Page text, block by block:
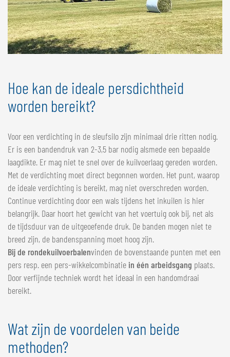
Hoe kan de ideale persdichtheid
worden bereikt?
Voor een verdichting in de sleufsilo zijn minimaal drie ritten nodig.
Er is een bandendruk van 2-3,5 bar nodig alsmede een bepaalde
laagdikte. Er mag niet te snel over de kuilvoerlaag gereden worden.
Met de verdichting moet direct begonnen worden. Het punt, waarop
de ideale verdichting is bereikt, mag niet overschreden worden.
Continue verdichting door een wals tijdens het inkuilen is hier
belangrijk. Daar hoort het gewicht van het voertuig ook bij, net als
de tijdsduur van de uitgeoefende druk. De banden mogen niet te
breed zijn, de bandenspanning moet hoog zijn.
Bij de rondekuilvoerbalenvinden de bovenstaande punten met een
pers resp. een pers-wikkelcombinatie in één arbeidsgang plaats.
Door verfijnde techniek wordt het ideaal in een handomdraai
bereikt.
Wat zijn de voordelen van beide
methoden?